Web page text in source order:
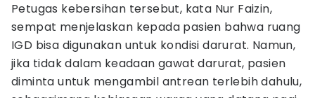
Petugas kebersihan tersebut, kata Nur Faizin,
sempat menjelaskan kepada pasien bahwa ruang
IGD bisa digunakan untuk kondisi darurat. Namun,
jika tidak dalam keadaan gawat darurat, pasien
diminta untuk mengambil antrean terlebih dahulu,